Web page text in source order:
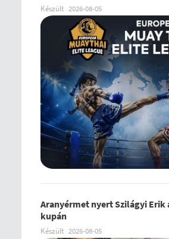
Készült 2026-08-05
Aranyérmet nyert Szilágyi Erik
kupán
Készült 2026-08-05